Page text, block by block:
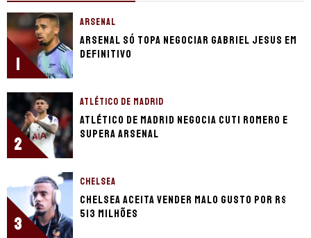
1
ARSENAL
Arsenal só topa negociar Gabriel Jesus em
definitivo
2
ATLÉTICO DE MADRID
Atlético de Madrid negocia Cuti Romero e
supera Arsenal
3
CHELSEA
Chelsea aceita vender Malo Gusto por R$
513 milhões